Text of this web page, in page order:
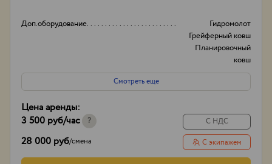
Доп.оборудование
Гидромолот
Грейферный ковш
Планировочный
ковш
И другое...
И другое...
20лет
Способ оплаты
нал/без нал с ндс и
без
Смотреть еще
Цена аренды:
3 500 руб/час ?
28 000 руб/смена
С НДС
С экипажем